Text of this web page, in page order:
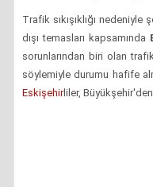
Trafik sıkışıklığı
dışı temasları kapsamında
sorunlarından biri olan
söylemiyle durumu hafife
Eskişehirliler,